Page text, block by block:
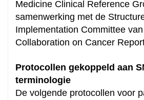
Medicine Clinical Reference
samenwerking met de
Implementation Committee
Collaboration on Cancer
Protocollen gekoppeld aan
terminologie
De volgende protocollen voor